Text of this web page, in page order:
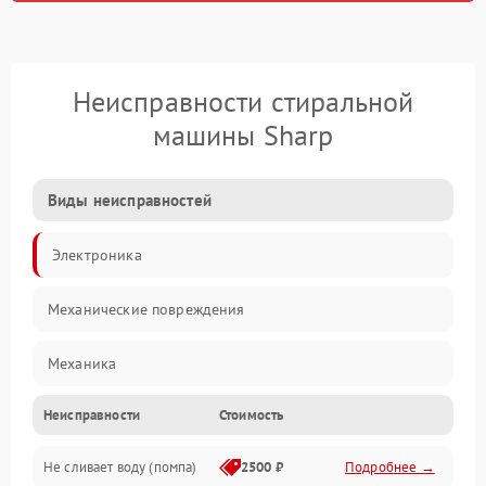
Неисправности стиральной
машины Sharp
Виды неисправностей
Электроника
Механические повреждения
Механика
Электропитание
Водоснабжение
Неисправности Стоимость
Не сливает воду (помпа) 2500 ₽ Подробнее →